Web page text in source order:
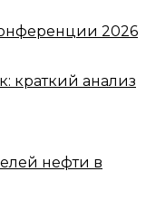
2026
краткий анализ
нефти в